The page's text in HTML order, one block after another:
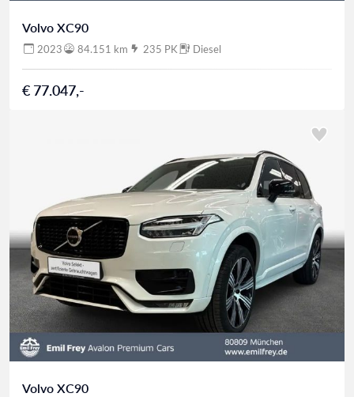
Volvo XC90
2023 84.151 km 235 PK Diesel
€ 77.047,-
Volvo XC90